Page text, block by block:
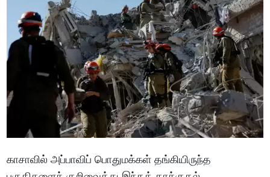
காசாவில் அப்பாவிப் பொதுமக்கள் தங்கியிருந்த